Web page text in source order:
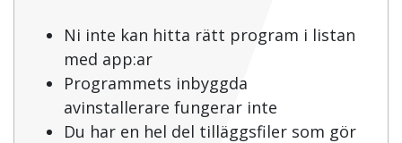
Ni inte kan hitta rätt program i listan
med app:ar
Programmets inbyggda
avinstallerare fungerar inte
Du har en hel del tilläggsfiler som gör